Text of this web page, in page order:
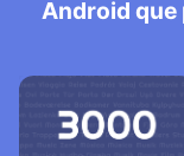
Android que